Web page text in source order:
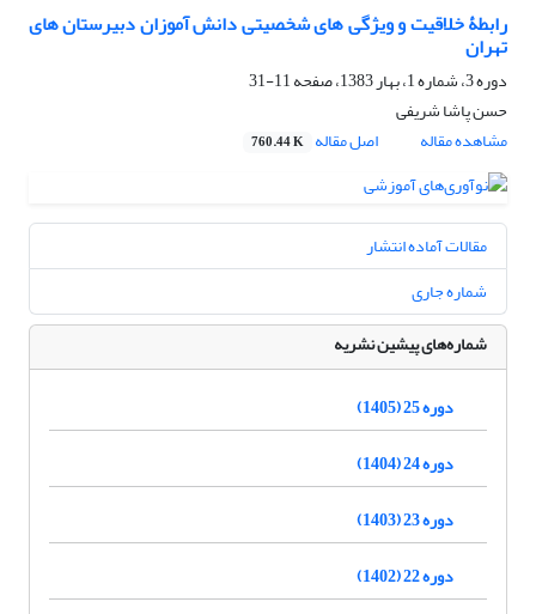
رابطۀ خلاقیت و ویژگی های شخصیتی دانش آموزان دبیرستان های
تهران
دوره 3، شماره 1، بهار 1383، صفحه
11-31
حسن پاشا شریفی
مشاهده مقاله
اصل مقاله 760.44 K
مقالات آماده انتشار
شماره جاری
شماره‌های پیشین نشریه
دوره 25 (1405)
دوره 24 (1404)
دوره 23 (1403)
دوره 22 (1402)